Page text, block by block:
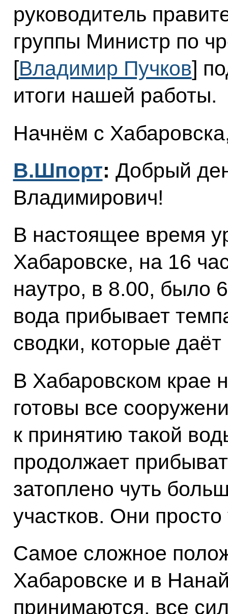
руководитель
группы Министр по
[Владимир Пучков]
итоги нашей работы.
Начнём с
В.Шпорт: Добрый
Владимирович!
В настоящее время
Хабаровске, на 16
наутро, в 8.00, было
вода прибывает
сводки, которые
В Хабаровском крае
готовы все
к принятию такой
продолжает
затоплено чуть
участков. Они просто
Самое сложное
Хабаровске и в
принимаются, все